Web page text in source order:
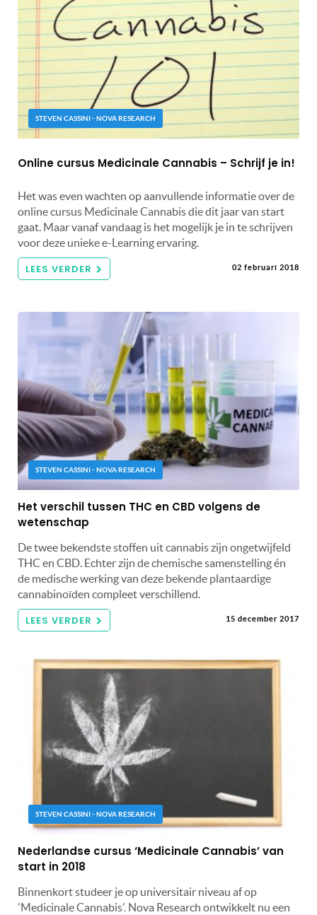
STEVEN CASSINI - NOVA RESEARCH
Online cursus Medicinale Cannabis – Schrijf je in!
Het was even wachten op aanvullende informatie over de
online cursus Medicinale Cannabis die dit jaar van start
gaat. Maar vanaf vandaag is het mogelijk je in te schrijven
voor deze unieke e-Learning ervaring.
LEES VERDER 02 februari 2018
STEVEN CASSINI - NOVA RESEARCH
Het verschil tussen THC en CBD volgens de
wetenschap
De twee bekendste stoffen uit cannabis zijn ongetwijfeld
THC en CBD. Echter zijn de chemische samenstelling én
de medische werking van deze bekende plantaardige
cannabinoïden compleet verschillend.
LEES VERDER 15 december 2017
STEVEN CASSINI - NOVA RESEARCH
Nederlandse cursus ‘Medicinale Cannabis’ van
start in 2018
Binnenkort studeer je op universitair niveau af op
'Medicinale Cannabis'. Nova Research ontwikkelt nu een